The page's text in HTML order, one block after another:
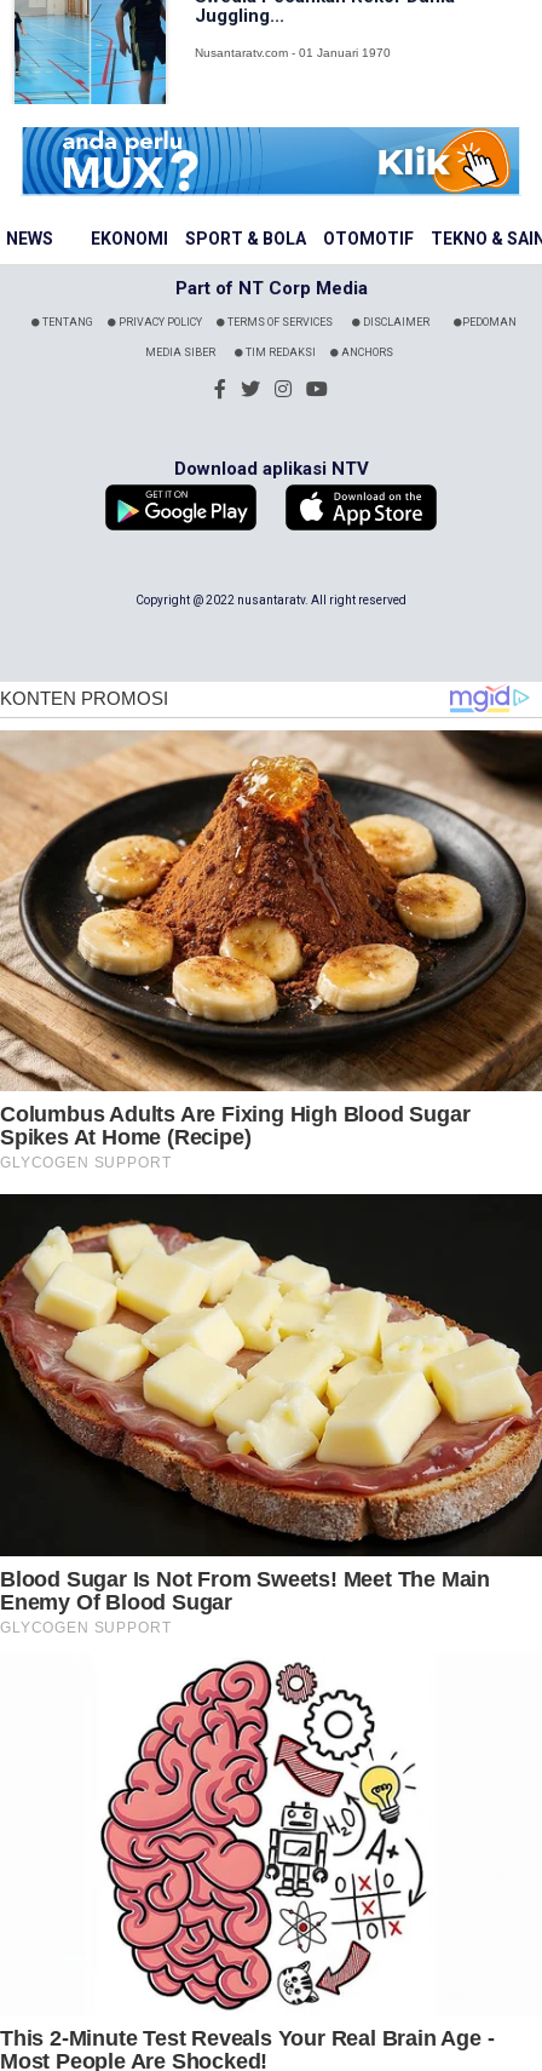
NEWS EKONOMI SPORT & BOLA OTOMOTIF TEKNO &
Juggling...
Nusantaratv.com - 01 Januari 1970
Part of NT Corp Media
TENTANG PRIVACY POLICY TERMS OF SERVICES DISCLAIMER PEDOMAN
MEDIA SIBER TIM REDAKSI ANCHORS
Download aplikasi NTV
Copyright @ 2022 nusantaratv. All right reserved